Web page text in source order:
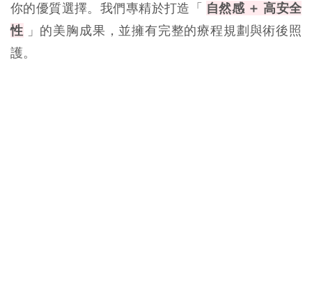
你的優質選擇。我們專精於打造「
自然感 ＋ 高安全
性 」的美胸成果，並擁有完整的療程規劃與術後照
護。